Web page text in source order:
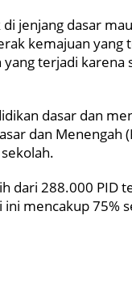
jenjang dasar
kemajuan
terjadi
dasar dan
dan
dari 288.000 PID
mencakup 75%